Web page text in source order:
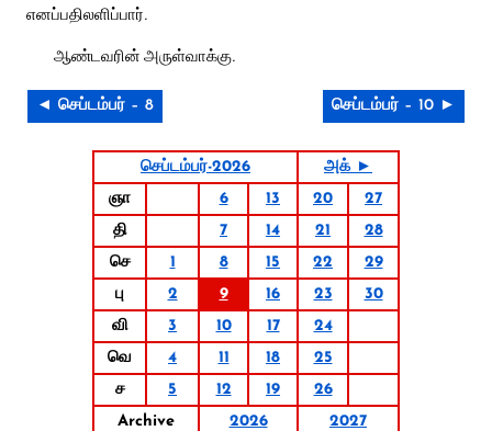
எனப்பதிலளிப்பார்.
ஆண்டவரின் அருள்வாக்கு.
◄ செப்டம்பர் – 8 செப்டம்பர் – 10 ►
செப்டம்பர்-2026
அக் ►
ஞா
6 13 20
27
தி
7 14 21
28
செ
1 8 15 22
29
பு
2 9 16 23
30
வி
3 10 17
24
வெ
4 11 18
25
ச
5 12 19
26
Archive
2026 2027